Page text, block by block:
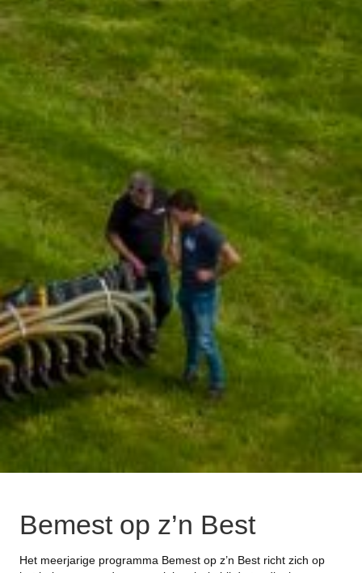
Bemest op z’n Best
Het meerjarige programma Bemest op z’n Best richt zich op